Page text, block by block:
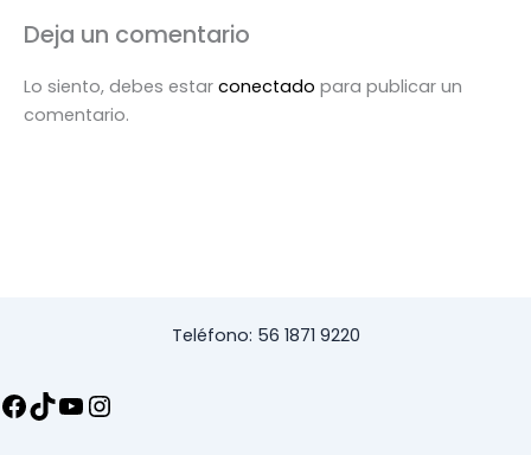
Deja un comentario
Lo siento, debes estar conectado para publicar un
comentario.
Teléfono: 56 1871 9220